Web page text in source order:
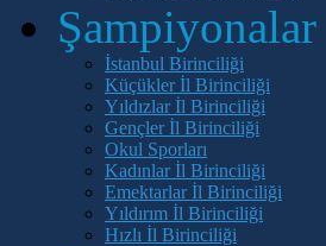
Şampiyonalar
İstanbul Birinciliği
Küçükler İl Birinciliği
Yıldızlar İl Birinciliği
Gençler İl Birinciliği
Okul Sporları
Kadınlar İl Birinciliği
Emektarlar İl Birinciliği
Yıldırım İl Birinciliği
Hızlı İl Birinciliği